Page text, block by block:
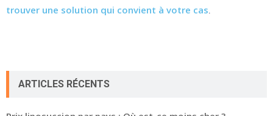
trouver une solution qui convient à votre cas.
ARTICLES RÉCENTS